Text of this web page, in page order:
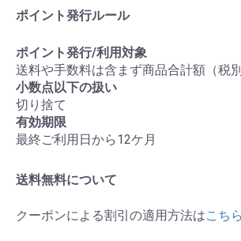
ポイント発行ルール
ポイント発行/利用対象
送料や手数料は含まず商品合計額（税別
小数点以下の扱い
切り捨て
有効期限
最終ご利用日から12ケ月
送料無料について
クーポンによる割引の適用方法はこち